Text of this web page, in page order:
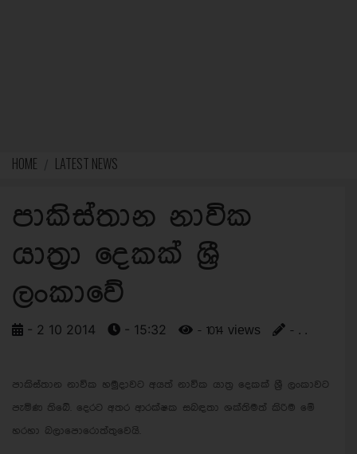
HOME LATEST NEWS
පාකිස්තාන නාවික
යාත්‍රා දෙකක් ශ්‍රී
ලංකාවේ
- 2 10 2014 - 15:32 - 1014 views - . .
පාකිස්තාන නාවික හමුදාවට අයත් නාවික යාත්‍ර දෙකක් ශ්‍රී ලංකාවට
පැමිණ තිබේ. දෙරට අතර ආරක්ෂක සබඳතා ශක්තිමත් කිරිම මේ
හරහා බලාපොරොත්තුවෙයි.